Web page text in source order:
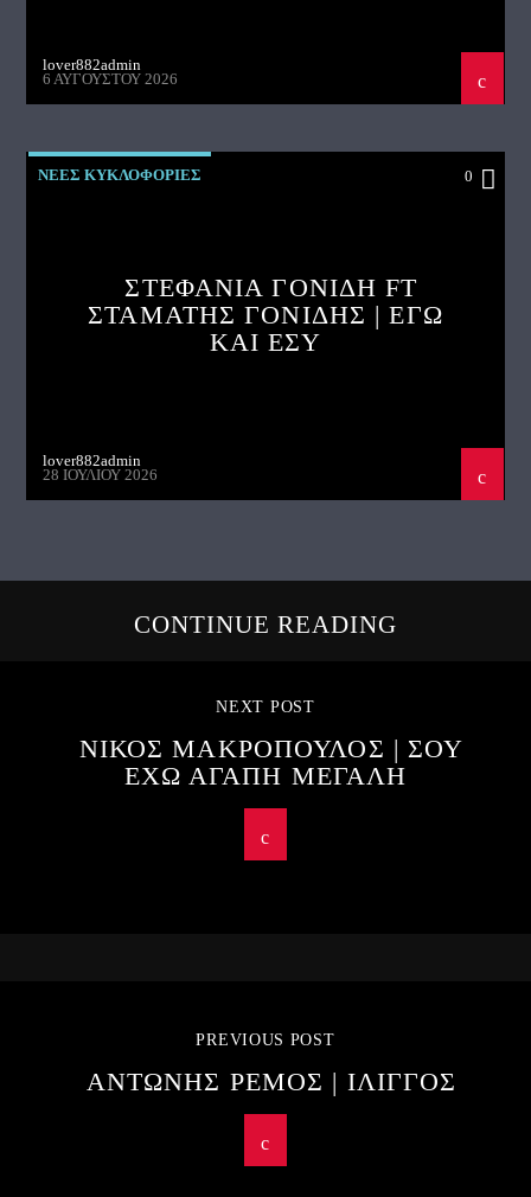
lover882admin
6 ΑΥΓΟΎΣΤΟΥ 2026
ΝΕΕΣ ΚΥΚΛΟΦΟΡΙΕΣ 0
ΣΤΕΦΑΝΙΑ ΓΟΝΙΔΗ FT
ΣΤΑΜΑΤΗΣ ΓΟΝΙΔΗΣ | ΕΓΩ
ΚΑΙ ΕΣΥ
lover882admin
28 ΙΟΥΛΊΟΥ 2026
CONTINUE READING
NEXT POST
ΝΙΚΟΣ ΜΑΚΡΟΠΟΥΛΟΣ | ΣΟΥ
ΕΧΩ ΑΓΑΠΗ ΜΕΓΑΛΗ
PREVIOUS POST
ΑΝΤΩΝΗΣ ΡΕΜΟΣ | ΙΛΙΓΓΟΣ